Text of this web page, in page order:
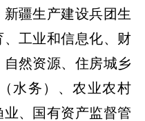
疆生产建设兵团生
工业和信息化、财
然资源、住房城乡
水务）、农业农村
业、国有资产监督管